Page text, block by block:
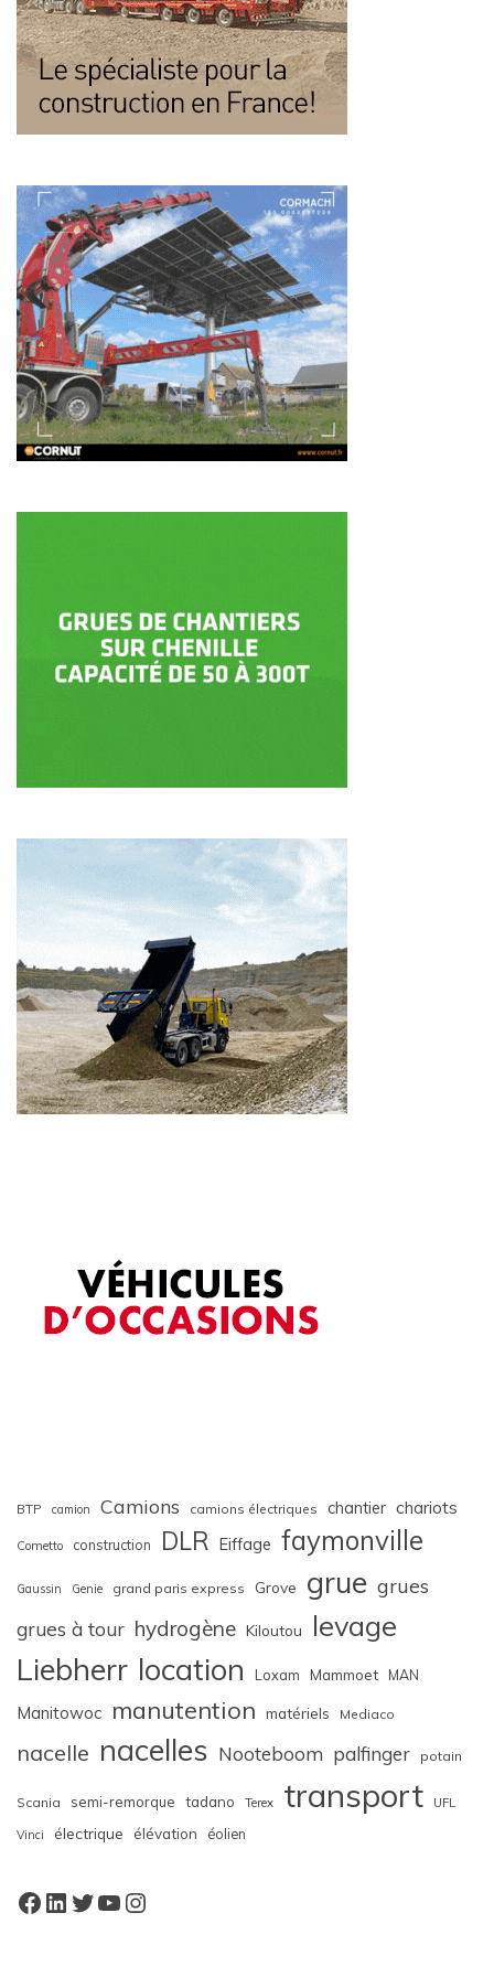
BTP camion Camions camions électriques chantier chariots
Cometto construction DLR Eiffage faymonville
Gaussin Genie grand paris express Grove grue grues
grues à tour hydrogène Kiloutou levage
Liebherr location Loxam Mammoet MAN
Manitowoc manutention matériels Mediaco
nacelle nacelles Nooteboom palfinger potain
Scania semi-remorque tadano Terex transport UFL
Vinci électrique élévation éolien
Facebook
LinkedIn
Twitter
YouTube
Instagram